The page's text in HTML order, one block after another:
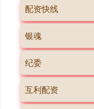
配资快线
银魂
纪委
互利配资